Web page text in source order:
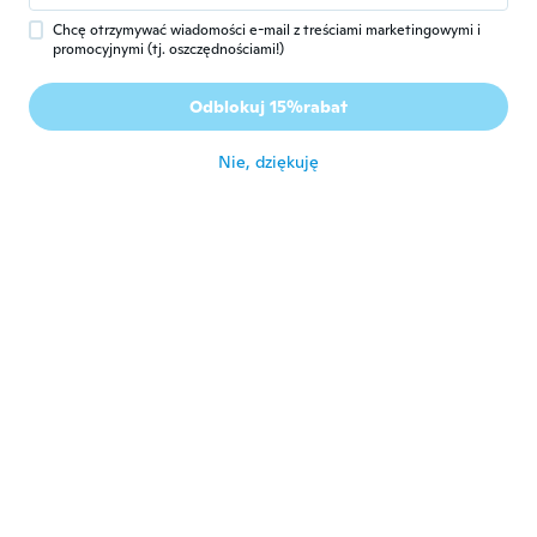
Raquel
Rok dołączenia 2017 · 332 opinie · 316 przesłane
około 3 roku temu
Chcę otrzymywać wiadomości e-mail z treściami marketingowymi i
promocyjnymi (tj. oszczędnościami!)
Odblokuj 15%rabat
Nie, dziękuję